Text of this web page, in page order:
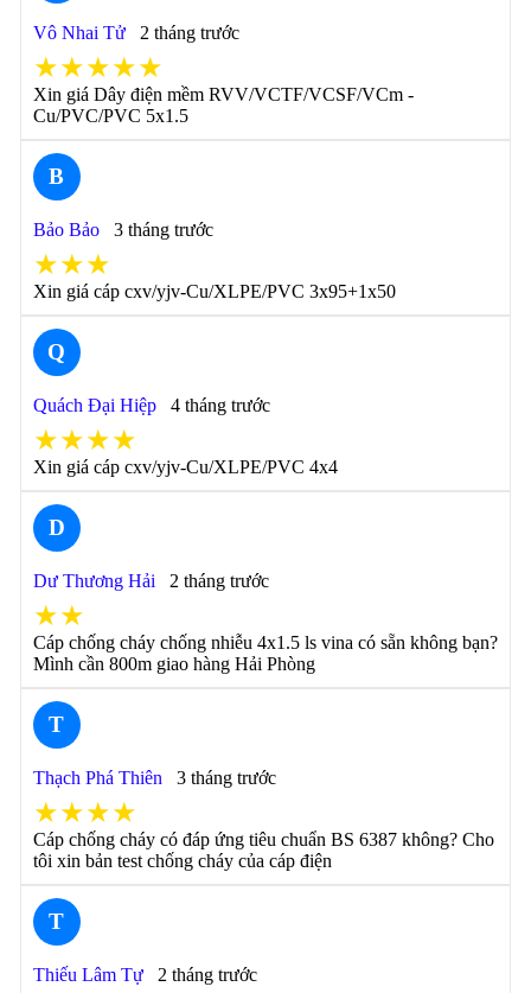
Vô Nhai Tử 2 tháng trước
★★★★★
Xin giá Dây điện mềm RVV/VCTF/VCSF/VCm -
Cu/PVC/PVC 5x1.5
B
Bảo Bảo 3 tháng trước
★★★
Xin giá cáp cxv/yjv-Cu/XLPE/PVC 3x95+1x50
Q
Quách Đại Hiệp 4 tháng trước
★★★★
Xin giá cáp cxv/yjv-Cu/XLPE/PVC 4x4
D
Dư Thương Hải 2 tháng trước
★★
Cáp chống cháy chống nhiễu 4x1.5 ls vina có sẵn không bạn?
Mình cần 800m giao hàng Hải Phòng
T
Thạch Phá Thiên 3 tháng trước
★★★★
Cáp chống cháy có đáp ứng tiêu chuẩn BS 6387 không? Cho
tôi xin bản test chống cháy của cáp điện
T
Thiếu Lâm Tự 2 tháng trước